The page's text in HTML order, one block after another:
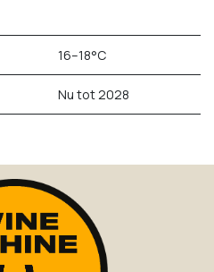
16–18°C
Nu tot 2028